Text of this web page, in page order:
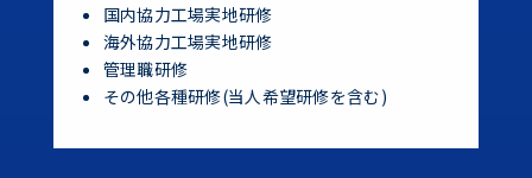
国内協力工場実地研修
海外協力工場実地研修
管理職研修
その他各種研修(当人希望研修を含む)